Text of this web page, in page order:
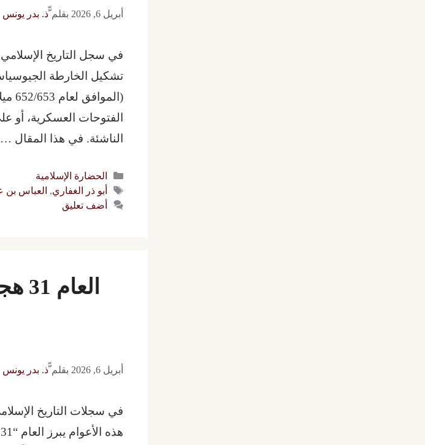
أبريل 6, 2026 بقلمّّذ. بدر يونس
في سجل التاريخ
الفتوحات العسكرية، أو
الناشئة. في هذا المقال …
التصنيفات
الحضارة الإسلامية
الوسوم
أبو ذر الغفاري, العباس بن
أضف تعليق
أبريل 6, 2026 بقلمّّذ. بدر يونس
في سجلات التاريخ